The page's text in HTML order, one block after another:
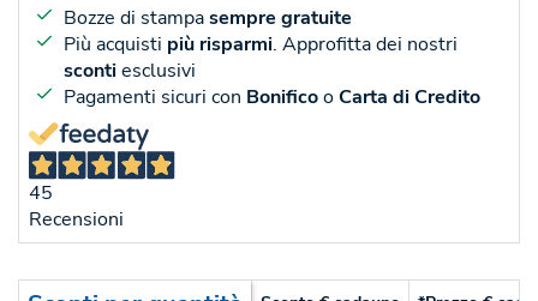
Bozze di stampasempre gratuite
Più acquisti più risparmi. Approfitta dei nostri
scontiesclusivi
Pagamenti sicuri con BonificooCarta di Credito
45
Recensioni